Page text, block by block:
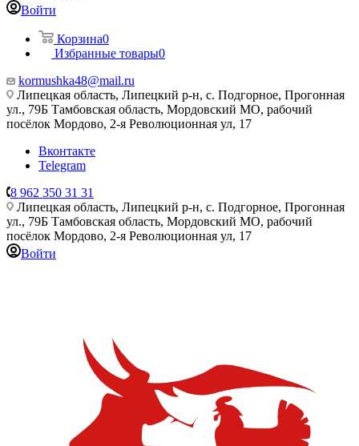
Войти
Корзина0
Избранные товары0
kormushka48@mail.ru
Липецкая область, Липецкий р-н, с. Подгорное, Прогонная
ул., 79Б Тамбовская область, Мордовский МО, рабочий
посёлок Мордово, 2-я Революционная ул, 17
Вконтакте
Telegram
8 962 350 31 31
Липецкая область, Липецкий р-н, с. Подгорное, Прогонная
ул., 79Б Тамбовская область, Мордовский МО, рабочий
посёлок Мордово, 2-я Революционная ул, 17
Войти